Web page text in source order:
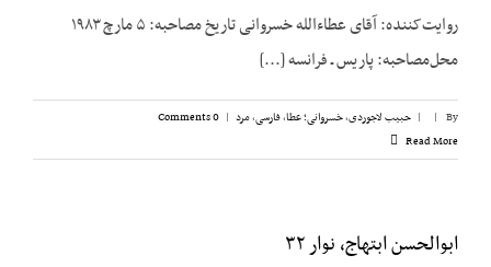
روایت‌کننده: آقای عطاءالله خسروانی تاریخ مصاحبه: ۵ مارچ ۱۹۸۳
محل‌مصاحبه: پاریس ـ فرانسه [...]
By
|
| حبیب لاجوردی,خسروانی؛ عطا,فارسی,مرد |
0 Comments
Read More
ابوالحسن ابتهاج، نوار ۳۲